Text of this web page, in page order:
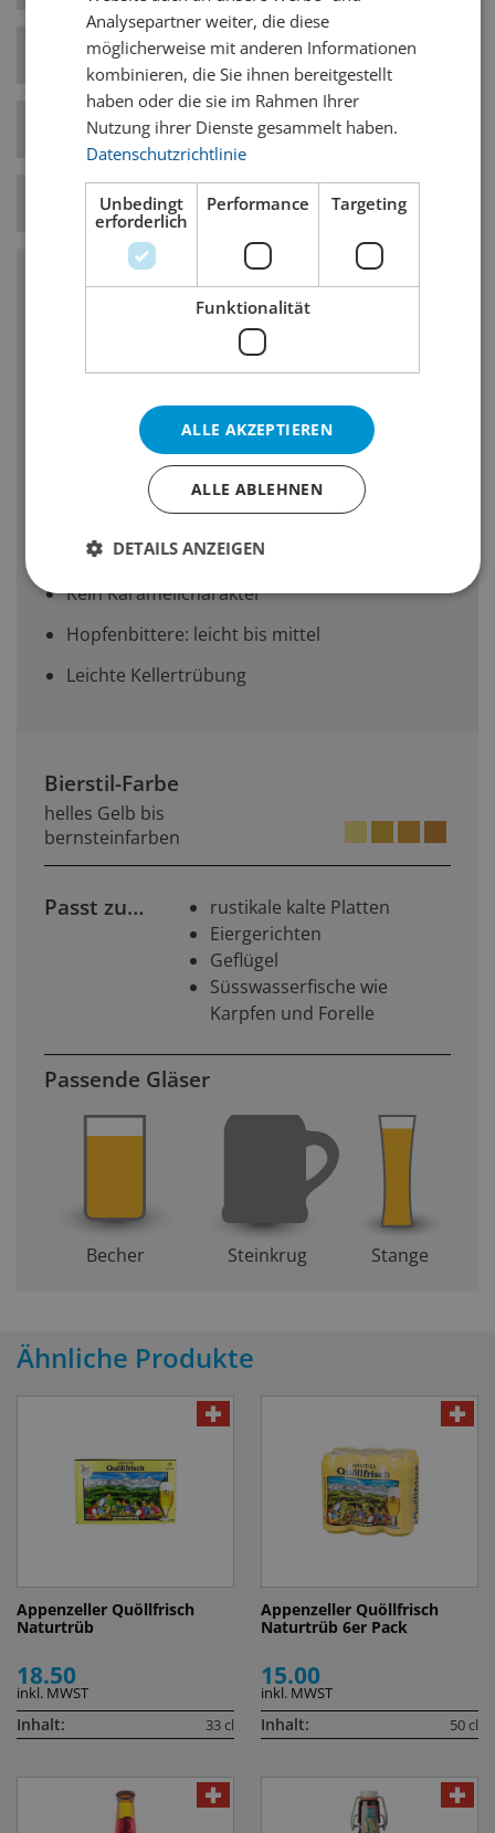
Hefe-Art Untergärig
Bierstil-Kategorie Helle Biere
Temperatur 8° C
Charakteristika
mit geringen Mengen an Schwefelstoffen
(hefebedingt)
Bestimmte Sorten weisen einen intensiveren
Hopfengeschmack/-charakter auf. Dies wird
typischen Sortenmerkmale zu bewahren
Kein Karamellcharakter
Hopfenbittere: leicht bis mittel
Leichte Kellertrübung
Bierstil-Farbe
helles Gelb bis
bernsteinfarben
Passt zu…
rustikale kalte Platten
Eiergerichten
Geflügel
Süsswasserfische wie
Karpfen und Forelle
Passende Gläser
Becher Steinkrug Stange
Ähnliche Produkte
Appenzeller Quöllfrisch
Naturtrüb
18.50
inkl. MWST
Inhalt: 33 cl
Appenzeller Quöllfrisch
Naturtrüb 6er Pack
15.00
inkl. MWST
Inhalt: 50 cl
Analysepartner weiter, die diese
möglicherweise mit anderen Informationen
kombinieren, die Sie ihnen bereitgestellt
haben oder die sie im Rahmen Ihrer
Nutzung ihrer Dienste gesammelt haben.
Datenschutzrichtlinie
Unbedingt
erforderlich
Performance Targeting
Funktionalität
ALLE AKZEPTIEREN
ALLE ABLEHNEN
DETAILS ANZEIGEN